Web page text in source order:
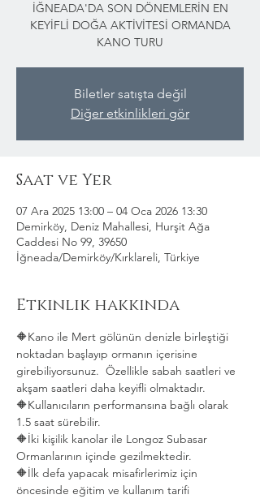
İĞNEADA'DA SON DÖNEMLERİN EN
KEYİFLİ DOĞA AKTİVİTESİ ORMANDA
KANO TURU
Biletler satışta değil
Diğer etkinlikleri gör
Saat ve Yer
07 Ara 2025 13:00 – 04 Oca 2026 13:30
Demirköy, Deniz Mahallesi, Hurşit Ağa
Caddesi No 99, 39650
İğneada/Demirköy/Kırklareli, Türkiye
Etkinlik hakkında
🔶Kano ile Mert gölünün denizle birleştiği
noktadan başlayıp ormanın içerisine
girebiliyorsunuz.  Özellikle sabah saatleri ve
akşam saatleri daha keyifli olmaktadır.
🔶Kullanıcıların performansına bağlı olarak
1.5 saat sürebilir.
🔶İki kişilik kanolar ile Longoz Subasar
Ormanlarının içinde gezilmektedir.
🔶İlk defa yapacak misafirlerimiz için
öncesinde eğitim ve kullanım tarifi